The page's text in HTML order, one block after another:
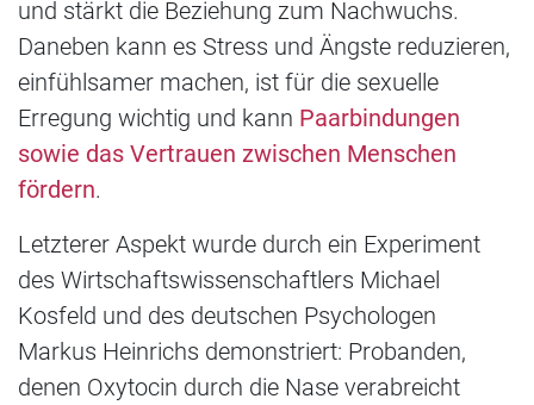
und stärkt die Beziehung zum Nachwuchs.
Daneben kann es Stress und Ängste reduzieren,
einfühlsamer machen, ist für die sexuelle
Erregung wichtig und kann Paarbindungen
sowie das Vertrauen zwischen Menschen
fördern.
Letzterer Aspekt wurde durch ein Experiment
des Wirtschaftswissenschaftlers Michael
Kosfeld und des deutschen Psychologen
Markus Heinrichs demonstriert: Probanden,
denen Oxytocin durch die Nase verabreicht